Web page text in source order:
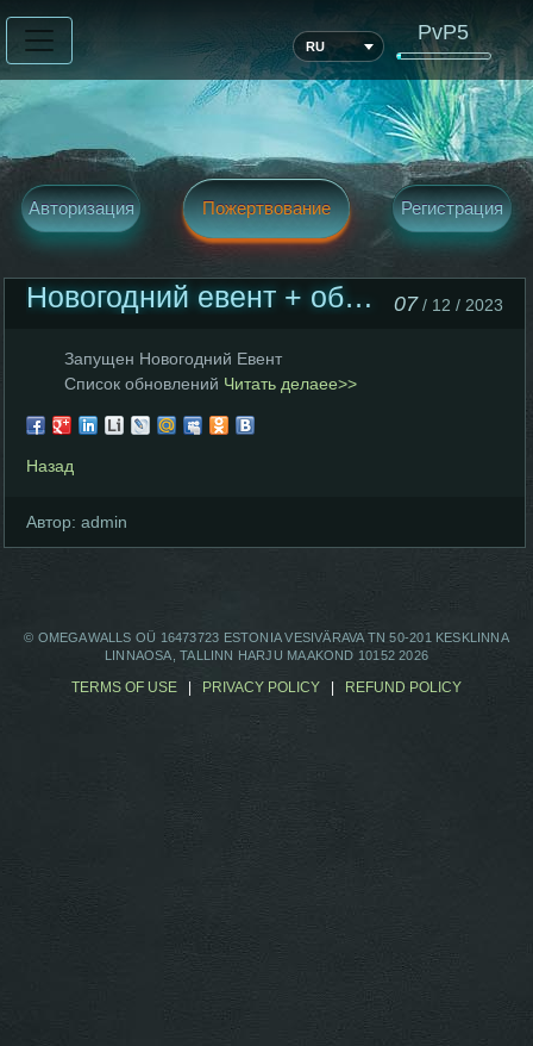
RU
PvP5
Авторизация Пожертвование Регистрация
Новогодний евент + обновление 07/ 12 / 2023
Запущен Новогодний Евент
Список обновлений Читать делаее>>
Назад
Автор: admin
© OMEGAWALLS OÜ 16473723 ESTONIA VESIVÄRAVA TN 50-201 KESKLINNA
LINNAOSA, TALLINN HARJU MAAKOND 10152 2026
TERMS OF USE PRIVACY POLICY REFUND POLICY